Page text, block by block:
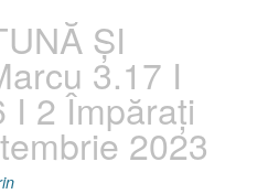
ȘI
3.17 I
I 2 Împăraţi
2023